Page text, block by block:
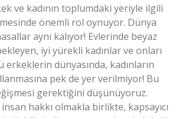
ve kadının toplumdaki yeriyle ilgili
önemli rol oynuyor. Dünya
aynı kalıyor! Evlerinde beyaz
iyi yürekli kadınlar ve onları
dünyasında, kadınların
pek de yer verilmiyor! Bu
gerektiğini düşünüyoruz.
hakkı olmakla birlikte, kapsayıcı